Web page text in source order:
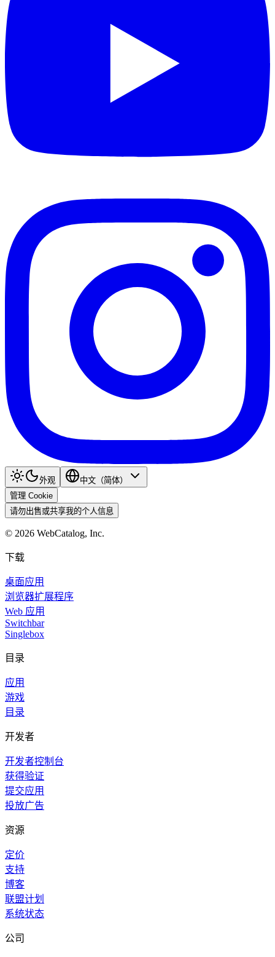
外观
中文（简体）
管理 Cookie
请勿出售或共享我的个人信息
© 2026 WebCatalog, Inc.
下载
桌面应用
浏览器扩展程序
Web 应用
Switchbar
Singlebox
目录
应用
游戏
目录
开发者
开发者控制台
获得验证
提交应用
投放广告
资源
定价
支持
博客
联盟计划
系统状态
公司